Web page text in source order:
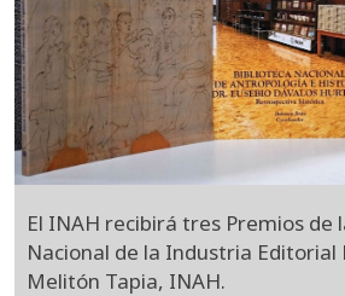
El INAH recibirá tres Premios de
Nacional de la Industria Editorial
Melitón Tapia, INAH.